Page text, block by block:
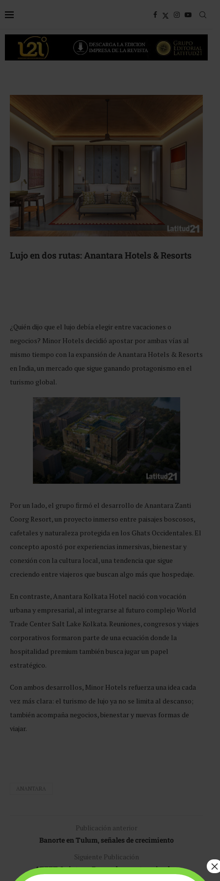
Lujo en dos rutas: Anantara Hotels & Resorts
¿Quién dijo que el lujo debía elegir entre vacaciones o
negocios? Minor Hotels decidió apostar por ambas vías al
mismo tiempo con la expansión de Anantara Hotels & Resorts
en India, un mercado que sigue ganando protagonismo en el
turismo global.
Por un lado, el grupo firmó el desarrollo de Anantara Zanti
Coorg Resort, un proyecto inmerso entre paisajes boscosos,
cafetales y naturaleza protegida en los Ghats Occidentales. El
concepto apostó por experiencias inmersivas, bienestar y
conexión con la cultura local, una tendencia que sigue
creciendo entre viajeros que buscan algo más que hospedaje.
En contraste, Anantara Kolkata Hotel nació con vocación
urbana y empresarial, al integrarse al futuro complejo World
Trade Center Salt Lake Kolkata. Reuniones, congresos y viajes
corporativos formaron parte de una ecuación donde la
hospitalidad premium también busca jugar un papel
estratégico.
Con ambos desarrollos, Minor Hotels refuerza una idea cada
vez más clara: el turismo de lujo ya no se limita al descanso;
también acompaña negocios, bienestar y nuevas formas de
viajar.
ANANTARA
Publicación anterior
Banorte en Tulum, señales de crecimiento
Siguiente Publicación
AFEET Quintana Roo, redes que trascienden
×